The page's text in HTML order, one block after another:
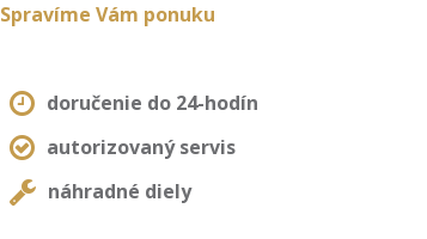
Spravíme Vám ponuku
doručenie do 24-hodín
autorizovaný servis
náhradné diely